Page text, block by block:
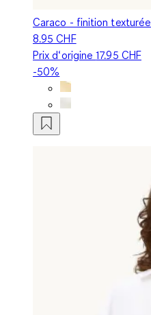
Caraco - finition texturée
8.95 CHF
Prix d‘origine17.95 CHF
-50%